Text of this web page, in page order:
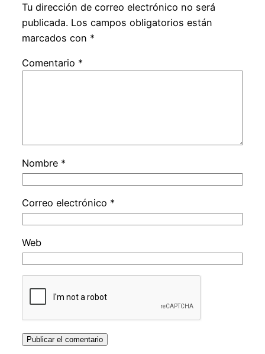
Tu dirección de correo electrónico no será
publicada. Los campos obligatorios están
marcados con *
Comentario *
Nombre *
Correo electrónico *
Web